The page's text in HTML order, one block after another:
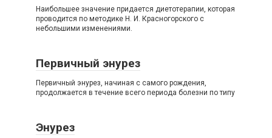
Наибольшее значение придается диетотерапии, которая
проводится по методике Н. И. Красногорского с
небольшими изменениями.
Первичный энурез
Первичный энурез, начиная с самого рождения,
продолжается в течение всего периода болезни по типу
Энурез